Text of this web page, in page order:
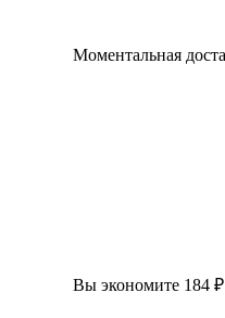
Моментальная
Вы экономите 184 ₽